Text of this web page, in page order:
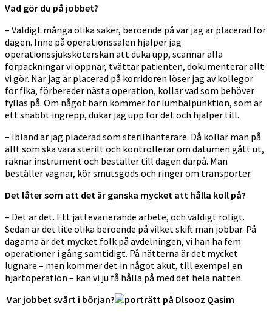
Vad gör du på jobbet?
– Väldigt många olika saker, beroende på var jag är placerad för
dagen. Inne på operationssalen hjälper jag
operationssjuksköterskan att duka upp, scannar alla
förpackningar vi öppnar, tvättar patienten, dokumenterar allt
vi gör. När jag är placerad på korridoren löser jag av kollegor
för fika, förbereder nästa operation, kollar vad som behöver
fyllas på. Om något barn kommer för lumbalpunktion, som är
ett snabbt ingrepp, dukar jag upp för det och hjälper till.
– Ibland är jag placerad som sterilhanterare. Då kollar man på
allt som ska vara sterilt och kontrollerar om datumen gått ut,
räknar instrument och beställer till dagen därpå. Man
beställer vagnar, kör smutsgods och ringer om transporter.
Det låter som att det är ganska mycket att hålla koll på?
– Det är det. Ett jättevarierande arbete, och väldigt roligt.
Sedan är det lite olika beroende på vilket skift man jobbar. På
dagarna är det mycket folk på avdelningen, vi han ha fem
operationer i gång samtidigt. På nätterna är det mycket
lugnare – men kommer det in något akut, till exempel en
hjärtoperation – kan vi ju få hålla på med det hela natten.
Var jobbet svårt i början?